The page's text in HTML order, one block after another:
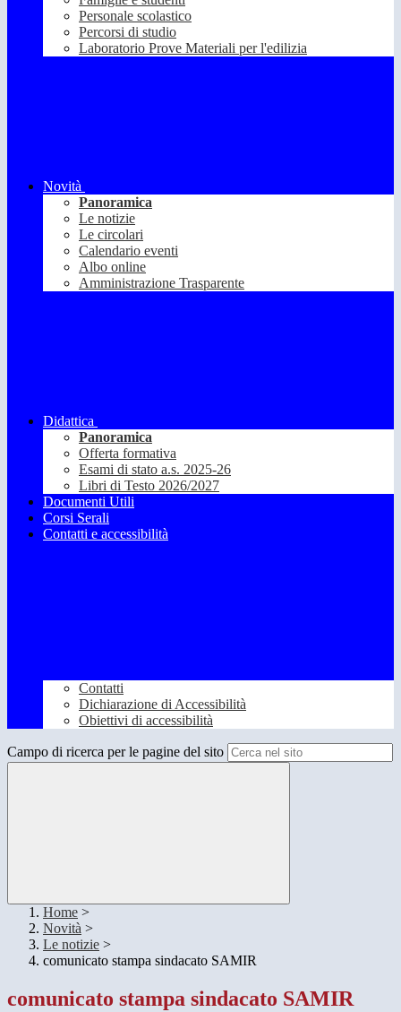
Personale scolastico
Percorsi di studio
Laboratorio Prove Materiali per l'edilizia
Novità
Panoramica
Le notizie
Le circolari
Calendario eventi
Albo online
Amministrazione Trasparente
Didattica
Panoramica
Offerta formativa
Esami di stato a.s. 2025-26
Libri di Testo 2026/2027
Documenti Utili
Corsi Serali
Contatti e accessibilità
Contatti
Dichiarazione di Accessibilità
Obiettivi di accessibilità
Campo di ricerca per le pagine del sito
Home >
Novità >
Le notizie >
comunicato stampa sindacato SAMIR
comunicato stampa sindacato SAMIR